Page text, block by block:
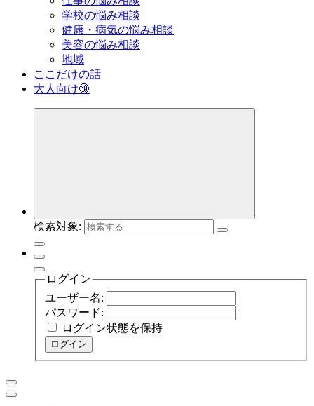
学校の悩み相談
健康・病気の悩み相談
美容の悩み相談
地域
ここだけの話
大人向け🔞
検索対象:
ログイン
ユーザー名:
パスワード:
ログイン状態を保持
ログイン